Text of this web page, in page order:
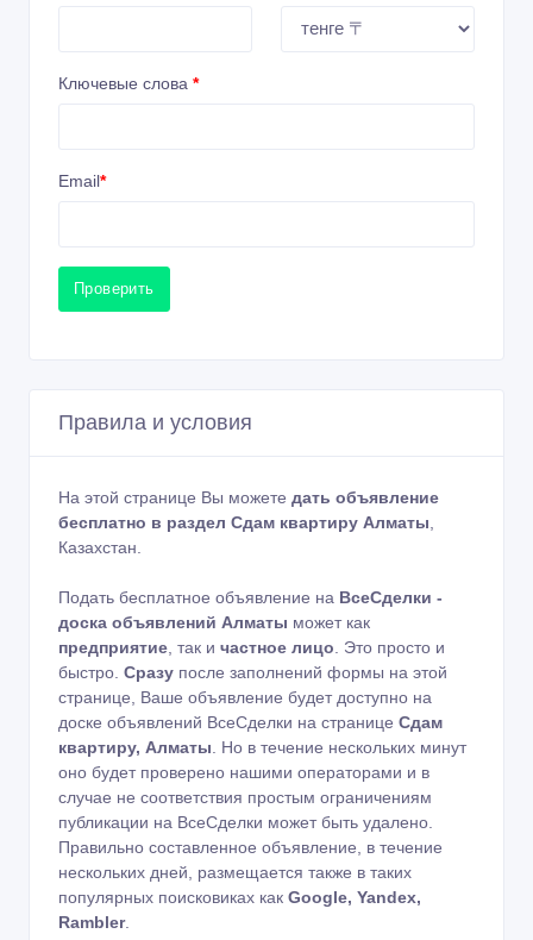
Ключевые слова *
Email*
Проверить
Правила и условия
На этой странице Вы можете дать объявление
бесплатно в раздел Сдам квартиру Алматы
Казахстан.
Подать бесплатное объявление на ВсеСделки -
доска объявлений Алматы может как
предприятие , так и частное лицо . Это просто и
быстро. Сразу после заполнений формы на этой
странице, Ваше объявление будет доступно на
доске объявлений ВсеСделки на странице Сдам
квартиру, Алматы . Но в течение нескольких минут
оно будет проверено нашими операторами и в
случае не соответствия простым ограничениям
публикации на ВсеСделки может быть удалено.
Правильно составленное объявление, в течение
нескольких дней, размещается также в таких
популярных поисковиках как Google, Yandex,
Rambler.